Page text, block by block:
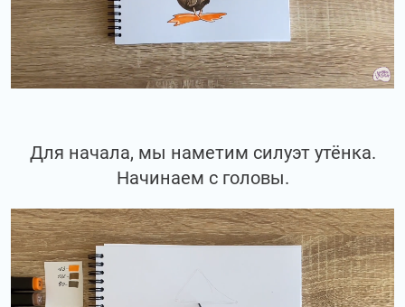
Для начала, мы наметим силуэт утёнка.
Начинаем с головы.